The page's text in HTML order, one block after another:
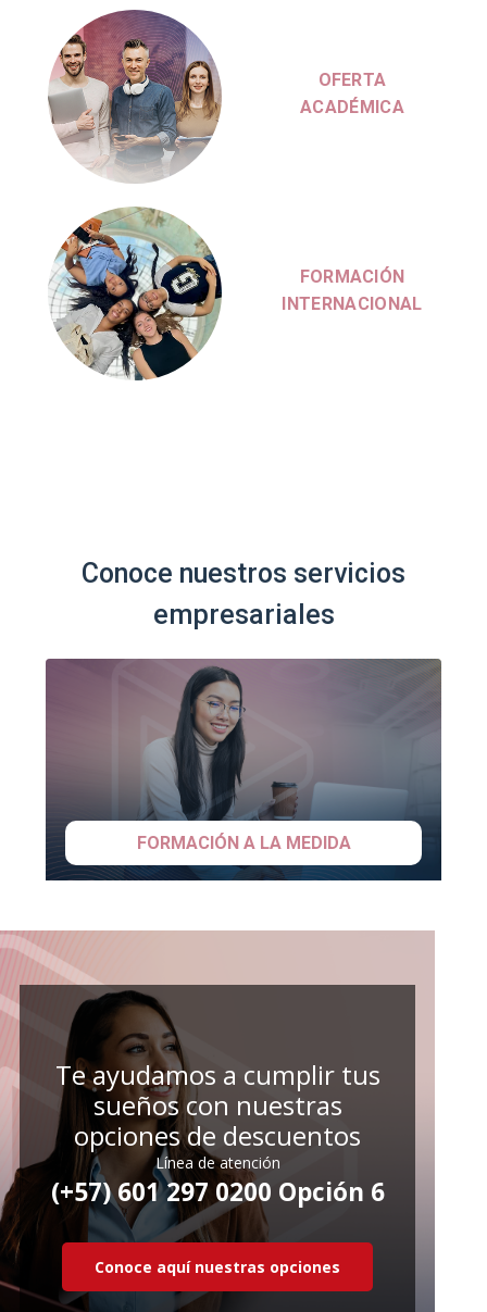
ACADÉMICA
INTERNACIONAL
empresariales
FORMACIÓN A LA MEDIDA
Te ayudamos a cumplir tus
sueños con nuestras
opciones de descuentos
Línea de atención
(+57) 601 297 0200 Opción 6
Conoce aquí nuestras opciones